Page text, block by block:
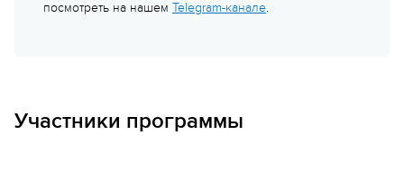
посмотреть на нашем Telegram-канале.
Участники программы